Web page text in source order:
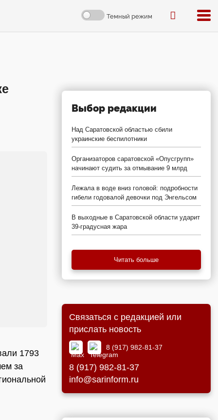
Темный режим
1793
за
Выбор редакции
Над Саратовской областью сбили
украинские беспилотники
Организаторов саратовской «Опусгрупп»
начинают судить за отмывание 9 млрд
Лежала в воде вниз головой: подробности
гибели годовалой девочки под Энгельсом
В выходные в Саратовской области ударит
39-градусная жара
Читать больше
Связаться с редакцией или
прислать новость
8 (917) 982-81-37
8 (917) 982-81-37
info@sarinform.ru